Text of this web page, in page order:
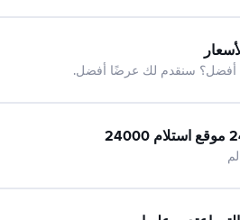
سنقدم لك عرضًا أفضل.